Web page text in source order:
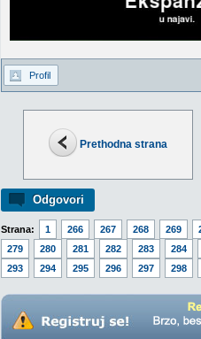
Prethodna strana
Odgovori
Strana: 1 266 267 268 269
279
280 281 282 283 284
293
294 295 296 297 298
Profil